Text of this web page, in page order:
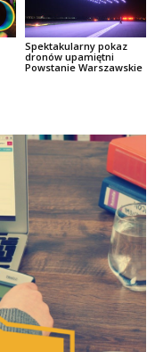
Spektakularny pokaz
dronów upamiętni
Powstanie Warszawskie